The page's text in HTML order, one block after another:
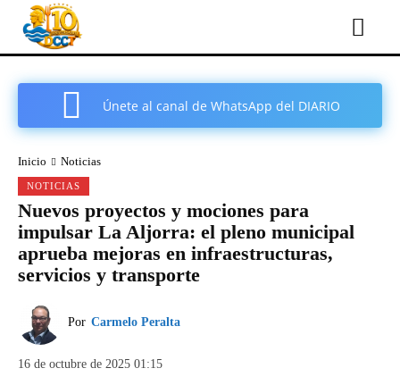
Únete al canal de WhatsApp del DIARIO
Inicio Noticias
NOTICIAS
Nuevos proyectos y mociones para
impulsar La Aljorra: el pleno municipal
aprueba mejoras en infraestructuras,
servicios y transporte
Por Carmelo Peralta
16 de octubre de 2025 01:15